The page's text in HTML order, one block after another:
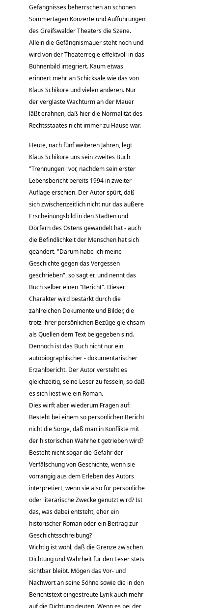
Gefängnisses beherrschen an schönen
Sommertagen Konzerte und Aufführungen
des Greifswalder Theaters die Szene.
Allein die Gefängnismauer steht noch und
wird von der Theaterregie effektvoll in das
Bühnenbild integriert. Kaum etwas
erinnert mehr an Schicksale wie das von
Klaus Schikore und vielen anderen. Nur
der verglaste Wachturm an der Mauer
läßt erahnen, daß hier die Normalität des
Rechtsstaates nicht immer zu Hause war.
Heute, nach fünf weiteren Jahren, legt
Klaus Schikore uns sein zweites Buch
"Trennungen" vor, nachdem sein erster
Lebensbericht bereits 1994 in zweiter
Auflage erschien. Der Autor spürt, daß
sich zwischenzeitlich nicht nur das äußere
Erscheinungsbild in den Städten und
Dörfern des Ostens gewandelt hat - auch
die Befindlichkeit der Menschen hat sich
geändert. "Darum habe ich meine
Geschichte gegen das Vergessen
geschrieben", so sagt er, und nennt das
Buch selber einen "Bericht". Dieser
Charakter wird bestärkt durch die
zahlreichen Dokumente und Bilder, die
trotz ihrer persönlichen Bezüge gleichsam
als Quellen dem Text beigegeben sind.
Dennoch ist das Buch nicht nur ein
autobiographischer - dokumentarischer
Erzählbericht. Der Autor versteht es
gleichzeitig, seine Leser zu fesseln, so daß
es sich liest wie ein Roman.
Dies wirft aber wiederum Fragen auf:
Besteht bei einem so persönlichen Bericht
nicht die Sorge, daß man in Konflikte mit
der historischen Wahrheit getrieben wird?
Besteht nicht sogar die Gefahr der
Verfälschung von Geschichte, wenn sie
vorrangig aus dem Erleben des Autors
interpretiert, wenn sie also für persönliche
oder literarische Zwecke genutzt wird? Ist
das, was dabei entsteht, eher ein
historischer Roman oder ein Beitrag zur
Geschichtsschreibung?
Wichtig ist wohl, daß die Grenze zwischen
Dichtung und Wahrheit für den Leser stets
sichtbar bleibt. Mögen das Vor- und
Nachwort an seine Söhne sowie die in den
Berichtstext eingestreute Lyrik auch mehr
auf die Dichtung deuten. Wenn es bei der